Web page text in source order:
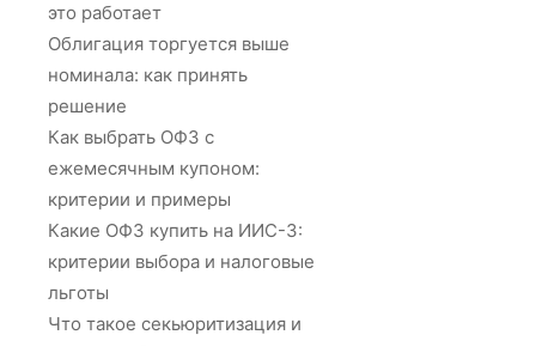
это работает
Облигация торгуется выше
номинала: как принять
решение
Как выбрать ОФЗ с
ежемесячным купоном:
критерии и примеры
Какие ОФЗ купить на ИИС-3:
критерии выбора и налоговые
льготы
Что такое секьюритизация и